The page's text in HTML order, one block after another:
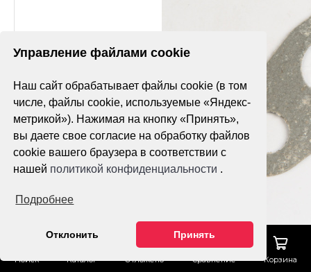
Управление файлами cookie
Наш сайт обрабатывает файлы cookie (в том
числе, файлы cookie, используемые «Яндекс-
метрикой»). Нажимая на кнопку «Принять»,
вы даете свое согласие на обработку файлов
cookie вашего браузера в соответствии с
нашей политикой конфиденциальности .
Подробнее
Отклонить Принять
Поиск Каталог Отложено Сравнение Корзина